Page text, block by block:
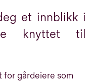
et innblikk i
knyttet til
gårdeiere som